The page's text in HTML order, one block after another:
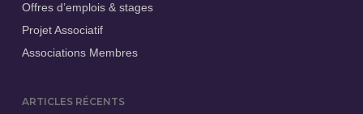
Offres d’emplois & stages
Projet Associatif
Associations Membres
ARTICLES RÉCENTS